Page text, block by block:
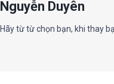
Nguyễn Duyên
Hãy từ từ chọn bạn, khi thay